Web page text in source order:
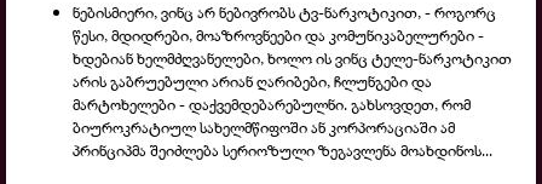
ნებისმიერი, ვინც არ ნებივრობს ტვ-ნარკოტიკით, -როგორც
წესი, მდიდრები, მოაზროვნეები და კომუნიკაბელურები -
ხდებიან ხელმძღვანელები, ხოლო ის ვინც ტელე-ნარკოტიკით
არის გაბრუებული არიან ღარიბები, ჩლუნგები და
მარტოხელები -დაქვემდებარებულნი. გახსოვდეთ, რომ
ბიუროკრატიულ სახელმწიფოში ან კორპორაციაში ამ
პრინციპმა შეიძლება სერიოზული ზეგავლენა მოახდინოს...